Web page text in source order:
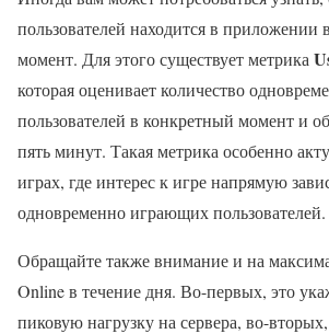
пользователей находится в приложении
момент. Для этого существует метрика
которая оценивает количество
пользователей в конкретный момент и
пять минут. Такая метрика особенно
играх, где интерес к игре напрямую
одновременно играющих пользователей.
Обращайте также внимание и на
Online в течение дня. Во-первых, это
пиковую нагрузку на сервера, во-